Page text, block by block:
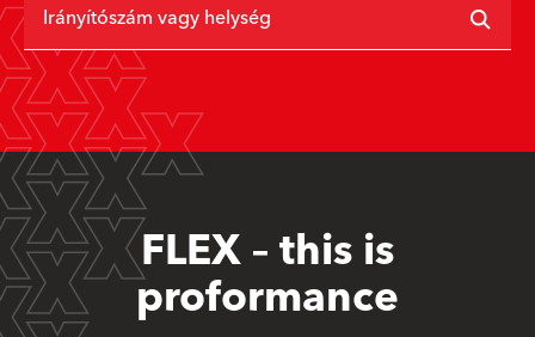
Irányítószám vagy helység
FLEX – this is
proformance